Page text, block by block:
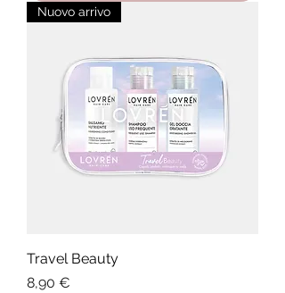
Nuovo arrivo
Travel Beauty
Prezzo
8,90 €